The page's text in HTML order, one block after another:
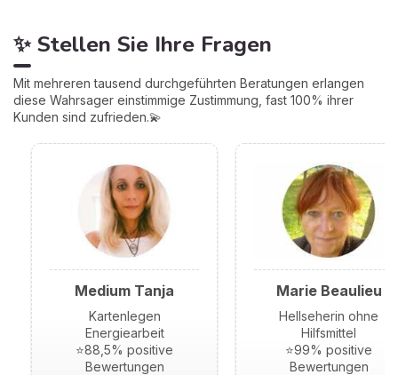
✨ Stellen Sie Ihre Fragen
Mit mehreren tausend durchgeführten Beratungen erlangen
diese Wahrsager einstimmige Zustimmung, fast 100% ihrer
Kunden sind zufrieden.💫
Medium Tanja
Kartenlegen
Energiearbeit
⭐88,5% positive
Bewertungen
Marie Beaulieu
Hellseherin ohne
Hilfsmittel
⭐99% positive
Bewertungen